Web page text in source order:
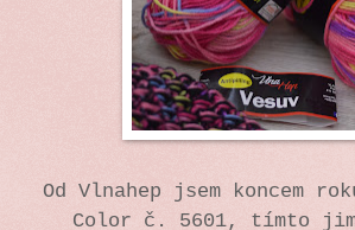
Od Vlnahep jsem koncem
Color č. 5601, tímto